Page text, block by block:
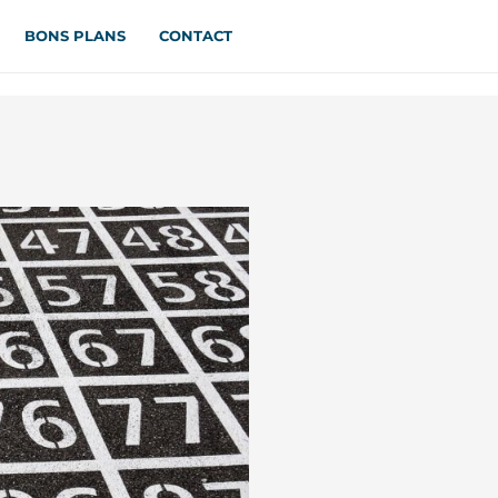
BONS PLANS CONTACT